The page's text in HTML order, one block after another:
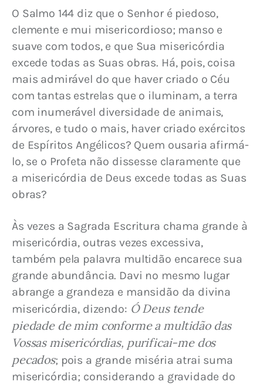
O Salmo 144 diz que o Senhor é piedoso,
clemente e mui misericordioso; manso e
suave com todos, e que Sua misericórdia
excede todas as Suas obras. Há, pois, coisa
mais admirável do que haver criado o Céu
com tantas estrelas que o iluminam, a terra
com inumerável diversidade de animais,
árvores, e tudo o mais, haver criado exércitos
de Espíritos Angélicos? Quem ousaria afirmá-
lo, se o Profeta não dissesse claramente que
a misericórdia de Deus excede todas as Suas
obras?
Às vezes a Sagrada Escritura chama grande à
misericórdia, outras vezes excessiva,
também pela palavra multidão encarece sua
grande abundância. Davi no mesmo lugar
abrange a grandeza e mansidão da divina
misericórdia, dizendo: Ó Deus tende
piedade de mim conforme a multidão das
Vossas misericórdias, purificai-me dos
pecados; pois a grande miséria atrai suma
misericórdia; considerando a gravidade do